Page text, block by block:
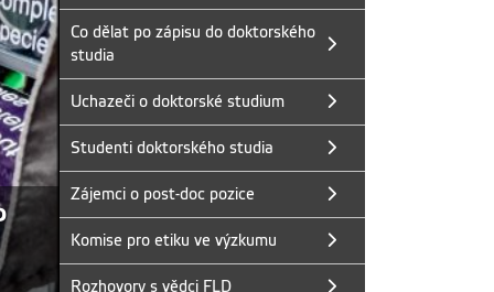
Cena děkana za rok 2025
Ceny za vynikající výsledky a výstupy v
Co dělat po zápisu do doktorského
studia
Uchazeči o doktorské studium
Studenti doktorského studia
Zájemci o post-doc pozice
Komise pro etiku ve výzkumu
Rozhovory s vědci FLD